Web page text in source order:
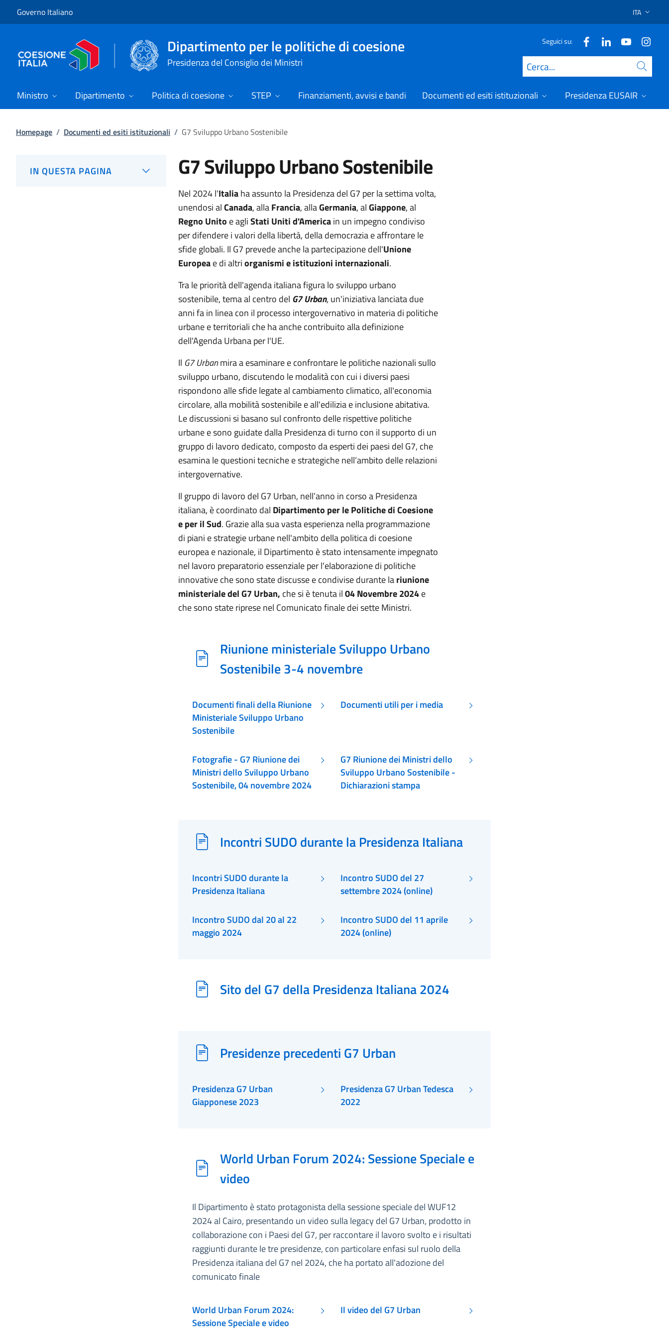
Governo Italiano SELEZIONE
ITA
Dipartimento per le politiche di coesione
Presidenza del Consiglio dei Ministri
Seguici su:
Cerca
Ministro Dipartimento Politica di coesione STEP Finanziamenti, avvisi e bandi Documenti ed esiti istituzionali Presidenza EUSAIR
Homepage / Documenti ed esiti istituzionali / G7 Sviluppo Urbano Sostenibile
IN QUESTA PAGINA G7 Sviluppo Urbano Sostenibile
Nel 2024 l'Italiaha assunto la Presidenza del G7 per la settima volta,
unendosi alCanada, allaFrancia, allaGermania, alGiappone, al
Regno Unito e agliStati Uniti d'Americain un impegno condiviso
per difendere i valori della libertà, della democrazia e affrontare le
sfide globali. Il G7 prevede anche la partecipazione dell'Unione
Europeae di altriorganismi e istituzioni internazionali.
Tra le priorità dell'agenda italiana figura lo sviluppo urbano
sostenibile, tema al centro del G7 Urban, un'iniziativa lanciata due
anni fa in linea con il processo intergovernativo in materia di politiche
urbane e territoriali che ha anche contribuito alla definizione
dell'Agenda Urbana per l'UE.
Il G7 Urbanmira a esaminare e confrontare le politiche nazionali sullo
sviluppo urbano, discutendo le modalità con cui i diversi paesi
rispondono alle sfide legate al cambiamento climatico, all'economia
circolare, alla mobilità sostenibile e all'edilizia e inclusione abitativa.
Le discussioni si basano sul confronto delle rispettive politiche
urbane e sono guidate dalla Presidenza di turno con il supporto di un
gruppo di lavoro dedicato, composto da esperti dei paesi del G7, che
esamina le questioni tecniche e strategiche nell’ambito delle relazioni
intergovernative.
Il gruppo di lavoro del G7 Urban, nell’anno in corso a Presidenza
italiana, è coordinato dal Dipartimento per le Politiche di Coesione
e per il Sud. Grazie alla sua vasta esperienza nella programmazione
di piani e strategie urbane nell'ambito della politica di coesione
europea e nazionale, il Dipartimento è stato intensamente impegnato
nel lavoro preparatorio essenziale per l'elaborazione di politiche
innovative che sono state discusse e condivise durante lariunione
ministeriale del G7 Urban, che si è tenuta il04 Novembre 2024e
che sono state riprese nel Comunicato finale dei sette Ministri.
Riunione ministeriale Sviluppo Urbano
Sostenibile 3-4 novembre
Documenti finali della Riunione
Ministeriale Sviluppo Urbano
Sostenibile
Documenti utili per i media
Fotografie - G7 Riunione dei
Ministri dello Sviluppo Urbano
Sostenibile, 04 novembre 2024
G7 Riunione dei Ministri dello
Sviluppo Urbano Sostenibile -
Dichiarazioni stampa
Incontri SUDO durante la Presidenza Italiana
Incontri SUDO durante la
Presidenza Italiana
Incontro SUDO del 27
settembre 2024 (online)
Incontro SUDO dal 20 al 22
maggio 2024
Incontro SUDO del 11 aprile
2024 (online)
Sito del G7 della Presidenza Italiana 2024
Presidenze precedenti G7 Urban
Presidenza G7 Urban
Giapponese 2023
Presidenza G7 Urban Tedesca
2022
World Urban Forum 2024: Sessione Speciale e
video
Il Dipartimento è stato protagonista della sessione speciale del WUF12
2024 al Cairo, presentando un video sulla legacy del G7 Urban, prodotto in
collaborazione con i Paesi del G7, per raccontare il lavoro svolto e i risultati
raggiunti durante le tre presidenze, con particolare enfasi sul ruolo della
Presidenza italiana del G7 nel 2024, che ha portato all'adozione del
comunicato finale
World Urban Forum 2024:
Sessione Speciale e video
Il video del G7 Urban